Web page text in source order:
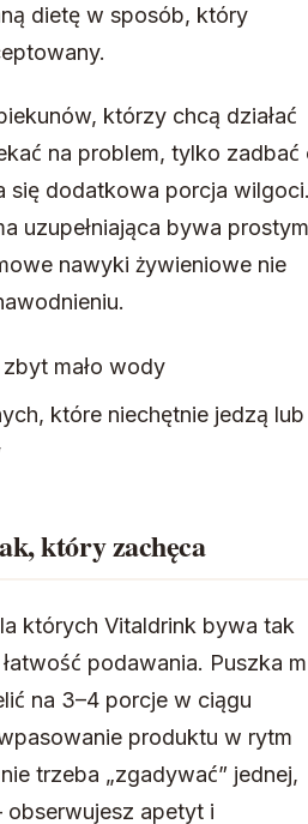
dietę w sposób, który
którzy chcą działać
na problem, tylko zadbać
się dodatkowa porcja
uzupełniająca bywa prostym
nawyki żywieniowe nie
mało wody
które niechętnie jedzą lub
który zachęca
których Vitaldrink bywa tak
podawania. Puszka
na 3–4 porcje w ciągu
produktu w rytm
trzeba „zgadywać” jednej,
apetyt i